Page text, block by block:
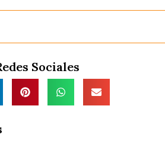
Sociales